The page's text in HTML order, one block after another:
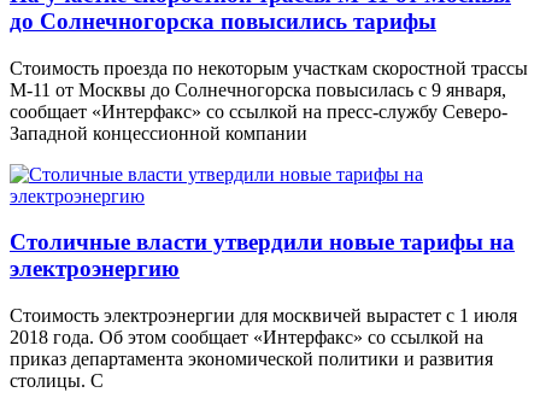
до Солнечногорска повысились тарифы
Стоимость проезда по некоторым участкам скоростной трассы
М-11 от Москвы до Солнечногорска повысилась с 9 января,
сообщает «Интерфакс» со ссылкой на пресс-службу Северо-
Западной концессионной компании
Столичные власти утвердили новые тарифы на
электроэнергию
Стоимость электроэнергии для москвичей вырастет с 1 июля
2018 года. Об этом сообщает «Интерфакс» со ссылкой на
приказ департамента экономической политики и развития
столицы. С